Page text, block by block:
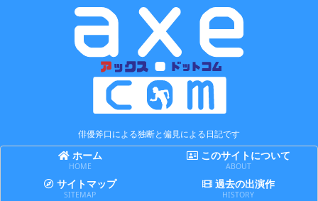
俳優斧口による独断と偏見による日記です
ホーム
HOME
このサイトについて
ABOUT
サイトマップ
SITEMAP
過去の出演作
HISTORY